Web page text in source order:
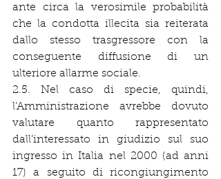
ante circa la verosimile probabilità
che la condotta illecita sia reiterata
dallo stesso trasgressore con la
conseguente diffusione di un
ulteriore allarme sociale.
2.5. Nel caso di specie, quindi,
l’Amministrazione avrebbe dovuto
valutare quanto rappresentato
dall’interessato in giudizio sul suo
ingresso in Italia nel 2000 (ad anni
17) a seguito di ricongiungimento